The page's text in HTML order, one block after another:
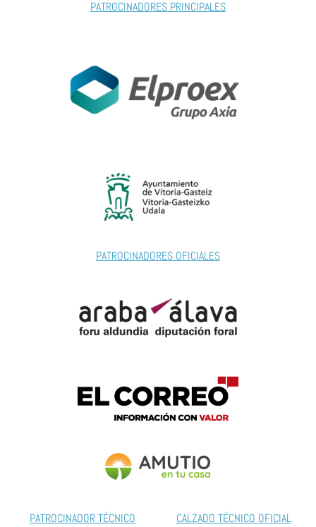
PATROCINADORES PRINCIPALES
PATROCINADORES OFICIALES
PATROCINADOR TÉCNICO CALZADO TÉCNICO OFICIAL